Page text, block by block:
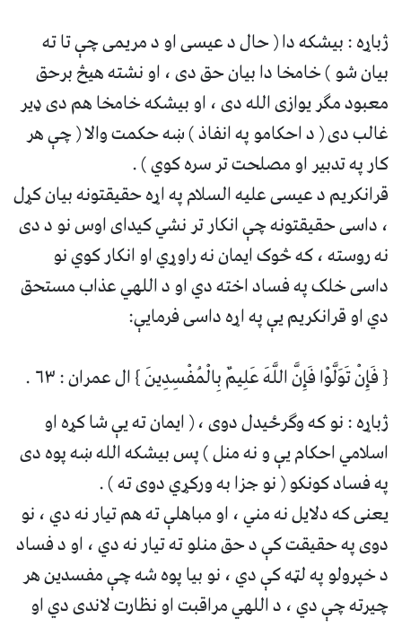
ژباړه : بيشكه دا ( حال د عیسی او د مریمی چې تا ته
بیان شو ) خامخا دا بیان حق دی ، او نشته هیڅ برحق
معبود مګر یوازی الله دی ، او بیشکه خامخا هم دی ډیر
غالب دی ( د احکامو په انفاذ ) ښه حکمت والا ( چې هر
کار په تدبیر او مصلحت تر سره کوي ) .
قرانکریم د عیسی علیه السلام په اړه حقیقتونه بیان کړل
، داسی حقیقتونه چې انکار تر نشي کیدای اوس نو د دی
نه روسته ، که څوک ایمان نه راوړي او انکار کوي نو
داسی خلک په فساد اخته دي او د اللهي عذاب مستحق
دي او قرانکریم يې په اړه داسی فرمایې:
{ فَإِنْ تَوَلَّوْا فَإِنَّ اللَّهَ عَلِيمٌ بِالْمُفْسِدِينَ } ال عمران : ۶۳ .
ژباړه : نو که وګرځيدل دوی ، ( ایمان ته یې شا کړه او
اسلامي احکام یې و نه منل ) پس بیشکه الله ښه پوه دی
په فساد کونکو ( نو جزا به ورکړي دوی ته ) .
یعنی که دلایل نه مني ، او مباهلې ته هم تیار نه دي ، نو
دوی په حقیقت کې د حق منلو ته تیار نه دي ، او د فساد
د خپرولو په لټه کې دي ، نو بیا پوه شه چې مفسدین هر
چیرته چې دي ، د اللهي مراقبت او نظارت لاندی دي او